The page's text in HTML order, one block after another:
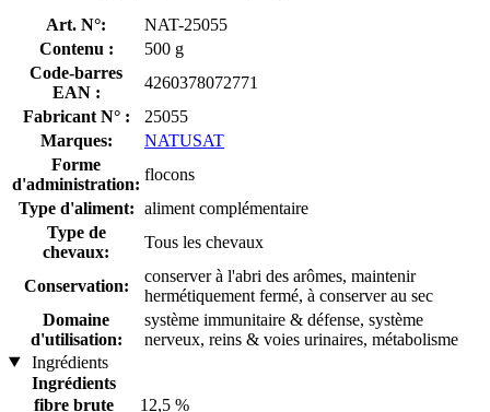
Art. N°:
NAT-25055
Contenu :
500 g
Code-barres
EAN :
4260378072771
Fabricant N° :
25055
Marques:
NATUSAT
Forme
d'administration:
flocons
Type d'aliment: aliment complémentaire
Type de
chevaux:
Tous les chevaux
Conservation:
conserver à l'abri des arômes, maintenir
hermétiquement fermé, à conserver au sec
Domaine
d'utilisation:
système immunitaire & défense, système
nerveux, reins & voies urinaires, métabolisme
Ingrédients
Ingrédients
fibre brute
12,5 %